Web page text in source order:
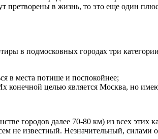
претворены в жизнь, то это еще один
в подмосковных городах три
в места потише и поспокойнее;
конечной целью является Москва, но
городов далее 70-80 км) из всех этих
не известный. Незначительный, силами